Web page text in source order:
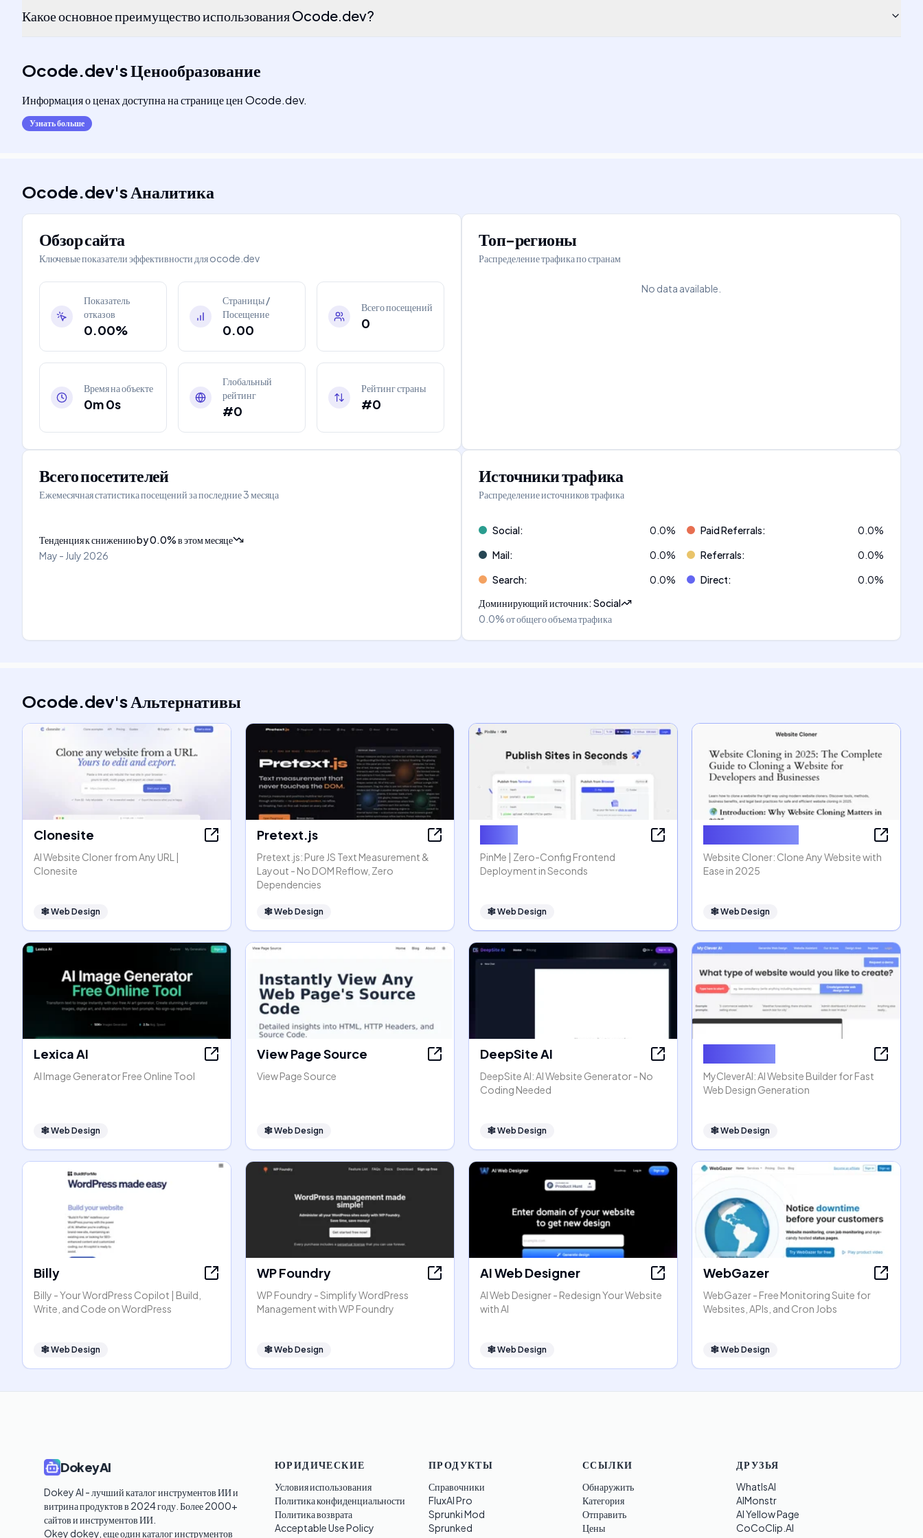
Какое основное преимущество использования Ocode.dev?
Ocode.dev'sЦенообразование
Информация о ценах доступна на странице цен Ocode.dev.
Узнать больше
Ocode.dev'sАналитика
Обзор сайта
Ключевые показатели эффективности дляocode.dev
Показатель
отказов
0.00%
Страницы /
Посещение
0.00
Всего посещений
0
Время на объекте
0m 0s
Глобальный
рейтинг
#0
Рейтинг страны
#0
Топ-регионы
Распределение трафика по странам
No data available.
Всего посетителей
Ежемесячная статистика посещений за последние 3 месяца
Тенденция к снижениюby0.0%в этом месяце
May - July 2026
Источники трафика
Распределение источников трафика
Social: 0.0% Paid Referrals: 0.0%
Mail: 0.0% Referrals: 0.0%
Search: 0.0% Direct: 0.0%
Доминирующий источник:Social
0.0%от общего объема трафика
Ocode.dev'sАльтернативы
Clonesite
AI Website Cloner from Any URL |
Clonesite
🕸Web Design
Pretext.js
Pretext.js: Pure JS Text Measurement &
Layout - No DOM Reflow, Zero
Dependencies
🕸Web Design
PinMe | Zero-Config Frontend
Deployment in Seconds
🕸Web Design
Website Cloner: Clone Any Website with
Ease in 2025
🕸Web Design
Lexica AI
AI Image Generator Free Online Tool
🕸Web Design
View Page Source
View Page Source
🕸Web Design
DeepSite AI
DeepSite AI: AI Website Generator - No
Coding Needed
🕸Web Design
MyCleverAI: AI Website Builder for Fast
Web Design Generation
🕸Web Design
Billy
Billy - Your WordPress Copilot | Build,
Write, and Code on WordPress
🕸Web Design
WP Foundry
WP Foundry - Simplify WordPress
Management with WP Foundry
🕸Web Design
AI Web Designer
AI Web Designer - Redesign Your Website
with AI
🕸Web Design
WebGazer
WebGazer - Free Monitoring Suite for
Websites, APIs, and Cron Jobs
🕸Web Design
DokeyAI
Dokey AI - лучший каталог инструментов ИИ и
витрина продуктов в 2024 году. Более 2000+
сайтов и инструментов ИИ.
Okey dokey, еще один каталог инструментов
ЮРИДИЧЕСКИЕ
Условия использования
Политика конфиденциальности
Политика возврата
Acceptable Use Policy
ПРОДУКТЫ
Справочники
FluxAI Pro
Sprunki Mod
Sprunked
ССЫЛКИ
Обнаружить
Категория
Отправить
Цены
ДРУЗЬЯ
WhatIsAI
AIMonstr
AI Yellow Page
CoCoClip.AI